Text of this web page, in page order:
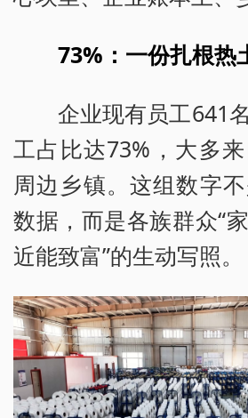
73%：一份扎根热
企业现有员工641
工占比达73%，大多
周边乡镇。这组数字
数据，而是各族群众“
近能致富”的生动写照。